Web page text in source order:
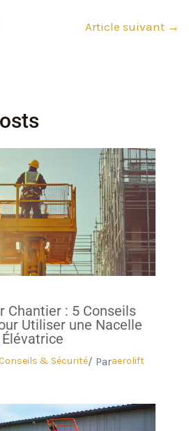
Article suivant →
Chantier : 5 Conseils
Utiliser une Nacelle
Élévatrice
& Sécurité/ Paraerolift